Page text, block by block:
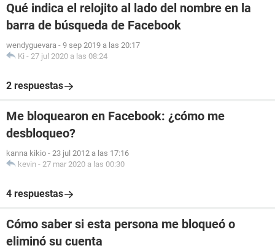
Qué indica el relojito al lado del nombre en la
barra de búsqueda de Facebook
wendyguevara - 9 sep 2019 a las 20:17
Ki - 27 jul 2020 a las 08:24
2 respuestas
Me bloquearon en Facebook: ¿cómo me
desbloqueo?
kanna kikio - 23 jul 2012 a las 17:16
kevin - 27 mar 2020 a las 00:30
4 respuestas
Cómo saber si esta persona me bloqueó o
eliminó su cuenta